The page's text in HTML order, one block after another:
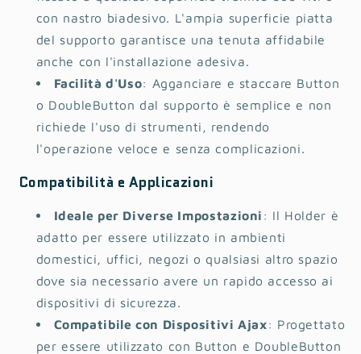
con nastro biadesivo. L'ampia superficie piatta
del supporto garantisce una tenuta affidabile
anche con l'installazione adesiva.
Facilità d'Uso: Agganciare e staccare Button
o DoubleButton dal supporto è semplice e non
richiede l'uso di strumenti, rendendo
l'operazione veloce e senza complicazioni.
Compatibilità e Applicazioni
Ideale per Diverse Impostazioni : Il Holder è
adatto per essere utilizzato in ambienti
domestici, uffici, negozi o qualsiasi altro spazio
dove sia necessario avere un rapido accesso ai
dispositivi di sicurezza.
Compatibile con Dispositivi Ajax: Progettato
per essere utilizzato con Button e DoubleButton